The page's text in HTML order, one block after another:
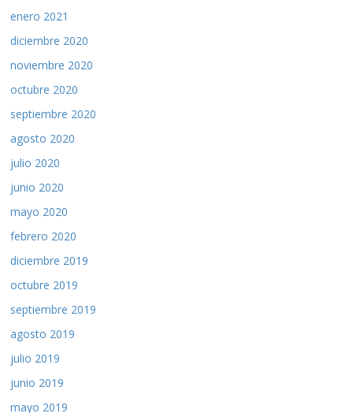
enero 2021
diciembre 2020
noviembre 2020
octubre 2020
septiembre 2020
agosto 2020
julio 2020
junio 2020
mayo 2020
febrero 2020
diciembre 2019
octubre 2019
septiembre 2019
agosto 2019
julio 2019
junio 2019
mayo 2019